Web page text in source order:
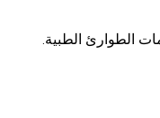
الطوارئ الطبية.